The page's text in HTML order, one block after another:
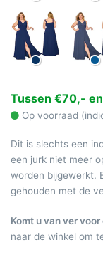
Tussen €70,-
Op voorraad
Dit is slechts een
een jurk niet meer
worden bijgewerkt.
gehouden met de
Komt u van ver
naar de winkel om